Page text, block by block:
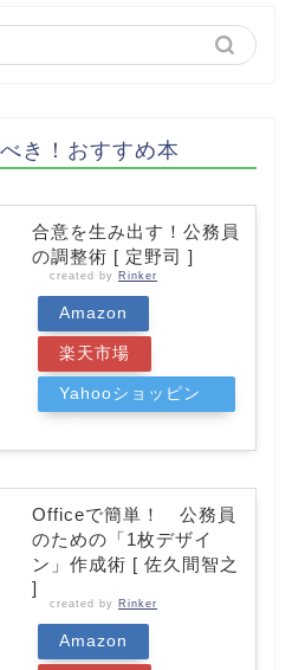
き！おすすめ本
合意を生み出す！公務員
の調整術 [ 定野司 ]
created by Rinker
Amazon
楽天市場
Yahooショッピン
Officeで簡単！ 公務員
のための「1枚デザイ
ン」作成術 [ 佐久間智之
]
created by Rinker
Amazon